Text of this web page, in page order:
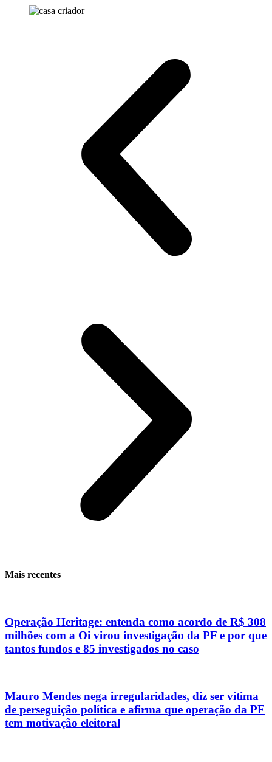
Mais recentes
Operação Heritage: entenda como acordo de R$ 308
milhões com a Oi virou investigação da PF e por que
tantos fundos e 85 investigados no caso
Mauro Mendes nega irregularidades, diz ser vítima
de perseguição política e afirma que operação da PF
tem motivação eleitoral